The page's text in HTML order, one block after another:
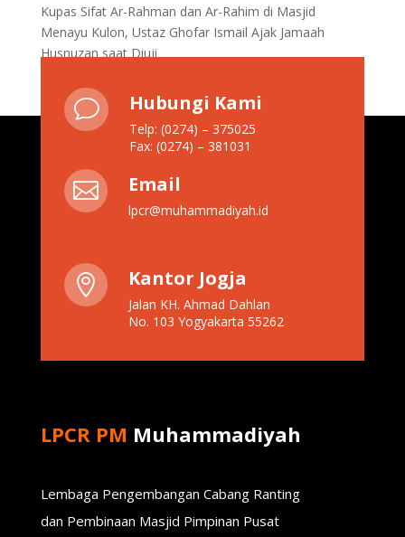
Kupas Sifat Ar-Rahman dan Ar-Rahim di Masjid
Menayu Kulon, Ustaz Ghofar Ismail Ajak Jamaah
Husnuzan saat Diuji
v Hubungi Kami
Telp: (0274) – 375025
Fax: (0274) – 381031
 Email
lpcr@muhammadiyah.id
 Kantor Jogja
Jalan KH. Ahmad Dahlan
No. 103 Yogyakarta 55262
LPCR PM Muhammadiyah
Lembaga Pengembangan Cabang Ranting
dan Pembinaan Masjid Pimpinan Pusat